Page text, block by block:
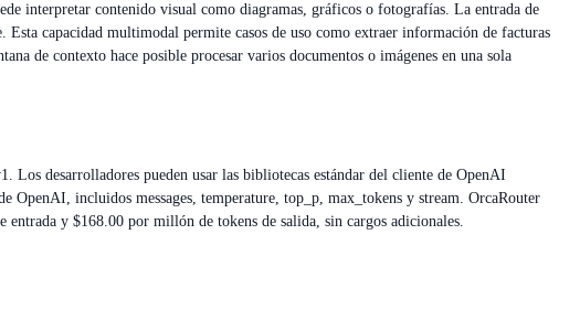
interpretar contenido visual como diagramas, gráficos o fotografías. La entrada de
capacidad multimodal permite casos de uso como extraer información de facturas
de contexto hace posible procesar varios documentos o imágenes en una sola
desarrolladores pueden usar las bibliotecas estándar del cliente de OpenAI
incluidos messages, temperature, top_p, max_tokens y stream. OrcaRouter
y $168.00 por millón de tokens de salida, sin cargos adicionales.